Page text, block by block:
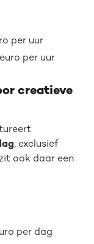
per uur
per uur
creatieve
, exclusief
ook daar een
per dag